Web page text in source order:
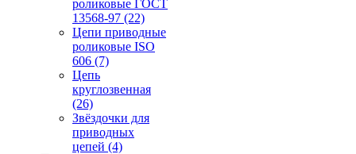
роликовые ГОСТ
13568-97 (22)
Цепи приводные
роликовые ISO
606 (7)
Цепь
круглозвенная
(26)
Звёздочки для
приводных
цепей (4)